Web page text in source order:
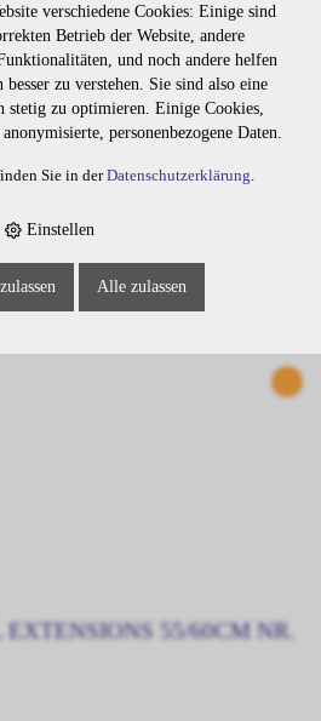
55/60CM NR.
EXTENSIONS 55/60CM NR.
verschiedene Cookies: Einige sind
Betrieb der Website, andere
und noch andere helfen
zu verstehen. Sie sind also eine
stetig zu optimieren. Einige Cookies,
personenbezogene Daten.
Sie in derDatenschutzerklärung
Einstellen
Alle zulassen